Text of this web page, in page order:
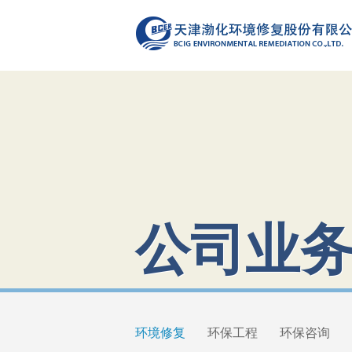
公司业
环境修复 环保工程 环保咨询